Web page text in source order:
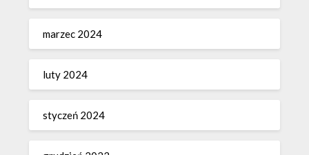
marzec 2024
luty 2024
styczeń 2024